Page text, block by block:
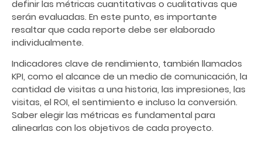
definir las métricas cuantitativas o cualitativas que
serán evaluadas. En este punto, es importante
resaltar que cada reporte debe ser elaborado
individualmente.
Indicadores clave de rendimiento, también llamados
KPI, como el alcance de un medio de comunicación, la
cantidad de visitas a una historia, las impresiones, las
visitas, el ROI, el sentimiento e incluso la conversión.
Saber elegir las métricas es fundamental para
alinearlas con los objetivos de cada proyecto.